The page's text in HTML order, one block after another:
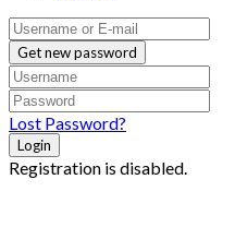
Get new password
Lost Password?
Login
Registration is disabled.